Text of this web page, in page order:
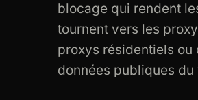
blocage qui rendent
tournent vers les
proxys résidentiels
données publiques